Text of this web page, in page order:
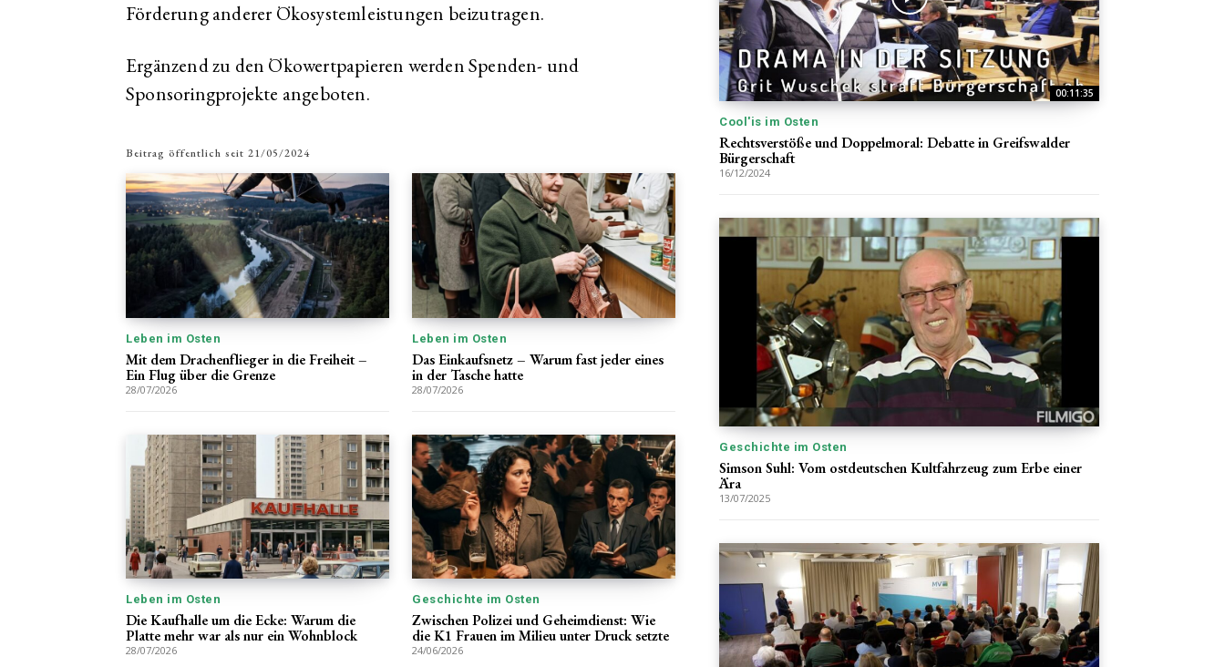
Förderung anderer Ökosystemleistungen beizutragen.
Ergänzend zu den Ökowertpapieren werden Spenden- und
Sponsoringprojekte angeboten.
Beitrag öffentlich seit 21/05/2024
Leben im Osten
Mit dem Drachenflieger in die Freiheit –
Ein Flug über die Grenze
28/07/2026
Leben im Osten
Das Einkaufsnetz – Warum fast jeder eines
in der Tasche hatte
28/07/2026
Leben im Osten
Die Kaufhalle um die Ecke: Warum die
Platte mehr war als nur ein Wohnblock
28/07/2026
Geschichte im Osten
Zwischen Polizei und Geheimdienst: Wie
die K1 Frauen im Milieu unter Druck setzte
24/06/2026
00:11:35
Cool'is im Osten
Rechtsverstöße und Doppelmoral: Debatte in Greifswalder
Bürgerschaft
16/12/2024
Geschichte im Osten
Simson Suhl: Vom ostdeutschen Kultfahrzeug zum Erbe einer
Ära
13/07/2025